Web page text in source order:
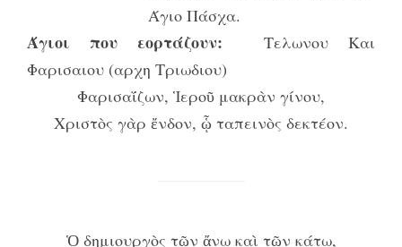
Άγιο Πάσχα.
Άγιοι που εορτάζουν:
Τελωνου Και
Φαρισαιου (αρχη Τριωδιου)
Φαρισαΐζων, Ἱεροῦ μακρὰν γίνου,
Χριστὸς γὰρ ἔνδον, ᾧ ταπεινὸς δεκτέον.
Ὁ δημιουργὸς τῶν ἄνω καὶ τῶν κάτω,